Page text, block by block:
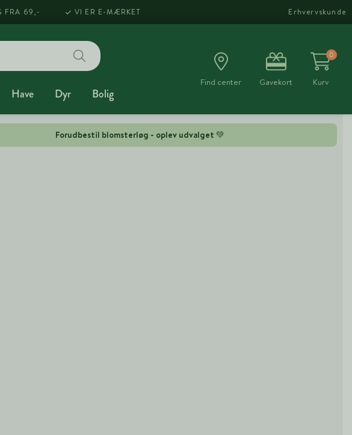
Forudbestil blomsterløg - oplev udvalget 💚
FRA 69,- VI ER E-MÆRKET Erhvervskunde
Have Dyr Bolig
Find center Gavekort
0
Kurv